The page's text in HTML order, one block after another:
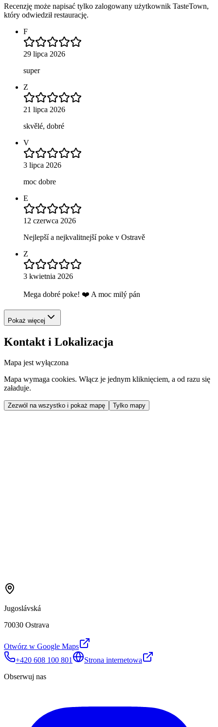
Recenzję może napisać tylko zalogowany użytkownik TasteTown,
który odwiedził restaurację.
F
29 lipca 2026
super
Z
21 lipca 2026
skvělé, dobré
V
3 lipca 2026
moc dobre
E
12 czerwca 2026
Nejlepší a nejkvalitnejší poke v Ostravě
Z
3 kwietnia 2026
Mega dobré poke! ❤️ A moc milý pán
Pokaż więcej
Kontakt i Lokalizacja
Mapa jest wyłączona
Mapa wymaga cookies. Włącz je jednym kliknięciem, a od razu się
załaduje.
Zezwól na wszystko i pokaż mapę Tylko mapy
Jugoslávská
70030 Ostrava
Otwórz w Google Maps
+420 608 100 801
Strona internetowa
Obserwuj nas